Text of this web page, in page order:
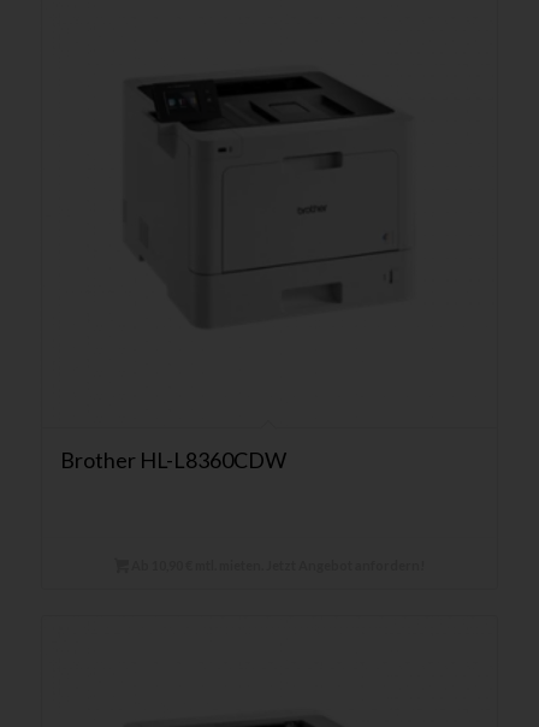
Brother HL-L8360CDW